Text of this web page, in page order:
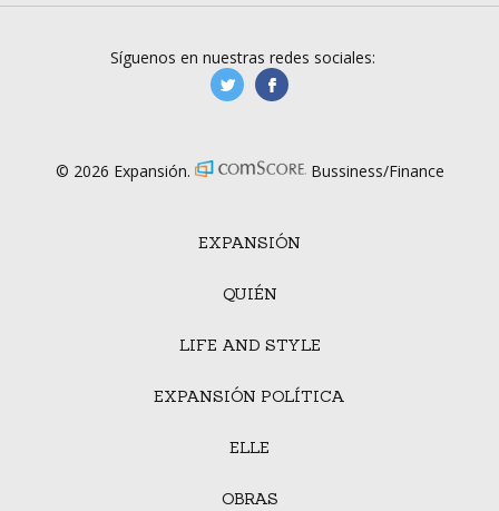
EXPANSIÓN
QUIÉN
LIFE AND STYLE
EXPANSIÓN POLÍTICA
ELLE
OBRAS
Síguenos en nuestras redes sociales:
manufacturaGE
© 2026 Expansión. Bussiness/Finance